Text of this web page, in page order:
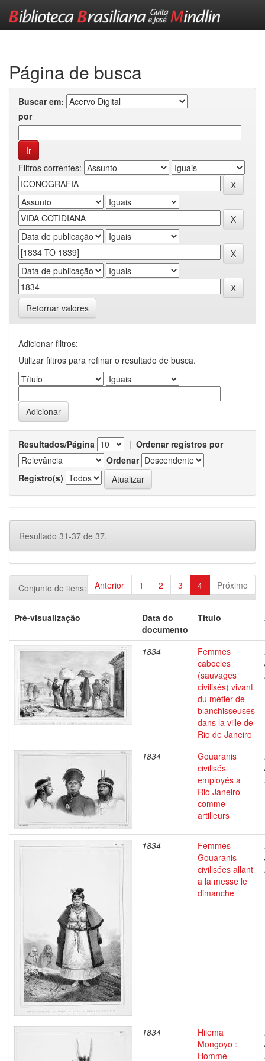
Página de busca
Buscar em:
por
Filtros correntes:
Retornar valores
Adicionar filtros:
Utilizar filtros para refinar o resultado de busca.
Resultados/Página | Ordenar registros por
Ordenar
Registro(s)
Resultado 31-37 de 37.
Anterior 1 2 3 4 Próximo
Conjunto de itens:
Pré-visualização
Data do
documento
Título
1834
Femmes
cabocles
(sauvages
civilisés) vivant
du métier de
blanchisseuses
dans la ville de
Rio de Janeiro
1834
Gouaranis
civilisés
employés a
Rio Janeiro
comme
artilleurs
1834
Femmes
Gouaranis
civilisées allant
a la messe le
dimanche
1834
Hiiema
Mongoyo :
Homme